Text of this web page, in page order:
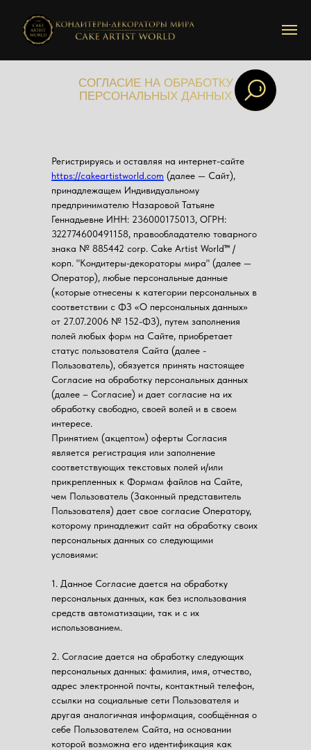
СОГЛАСИЕ НА ОБРАБОТКУ
ПЕРСОНАЛЬНЫХ ДАННЫХ
Регистрируясь и оставляя на интернет-сайте
https://cakeartistworld.com (далее — Сайт),
принадлежащем Индивидуальному
предпринимателю Назаровой Татьяне
Геннадьевне ИНН: 236000175013, ОГРН:
322774600491158, правообладателю товарного
знака № 885442 corp. Cake Artist World™ /
корп. "Кондитеры-декораторы мира" (далее —
Оператор), любые персональные данные
(которые отнесены к категории персональных в
соответствии с ФЗ «О персональных данных»
от 27.07.2006 № 152-ФЗ), путем заполнения
полей любых форм на Сайте, приобретает
статус пользователя Сайта (далее -
Пользователь), обязуется принять настоящее
Согласие на обработку персональных данных
(далее – Согласие) и дает согласие на их
обработку свободно, своей волей и в своем
интересе.
Принятием (акцептом) оферты Согласия
является регистрация или заполнение
соответствующих текстовых полей и/или
прикрепленных к Формам файлов на Сайте,
чем Пользователь (Законный представитель
Пользователя) дает свое согласие Оператору,
которому принадлежит сайт на обработку своих
персональных данных со следующими
условиями:
1. Данное Согласие дается на обработку
персональных данных, как без использования
средств автоматизации, так и с их
использованием.
2. Согласие дается на обработку следующих
персональных данных: фамилия, имя, отчество,
адрес электронной почты, контактный телефон,
ссылки на социальные сети Пользователя и
другая аналогичная информация, сообщённая о
себе Пользователем Сайта, на основании
которой возможна его идентификация как